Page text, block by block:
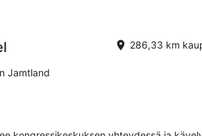
Jamtland
286,33 km